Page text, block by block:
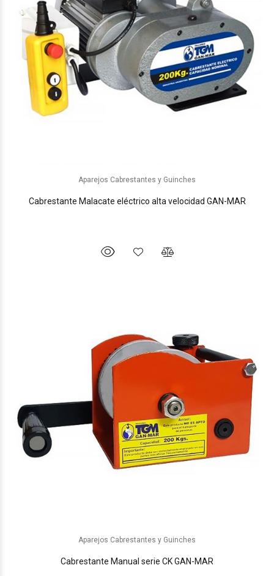
Aparejos Cabrestantes y Guinches
Cabrestante Malacate eléctrico alta velocidad GAN-MAR
Aparejos Cabrestantes y Guinches
Cabrestante Manual serie CK GAN-MAR